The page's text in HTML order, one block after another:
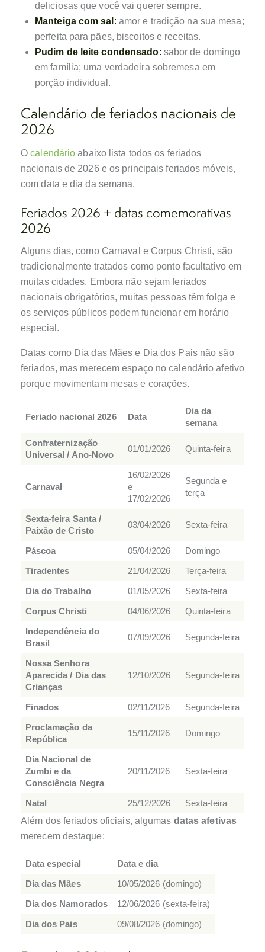
deliciosas que você vai querer sempre.
Manteiga com sal : amor e tradição na sua mesa;
perfeita para pães, biscoitos e receitas.
Pudim de leite condensado: sabor de domingo
em família; uma verdadeira sobremesa em
porção individual.
Calendário de feriados nacionais de
2026
Ocalendário abaixo lista todos os feriados
nacionais de 2026 e os principais feriados móveis,
com data e dia da semana.
Feriados 2026 + datas comemorativas
2026
Alguns dias, como Carnaval e Corpus Christi, são
tradicionalmente tratados como ponto facultativo em
muitas cidades. Embora não sejam feriados
nacionais obrigatórios, muitas pessoas têm folga e
os serviços públicos podem funcionar em horário
especial.
Datas como Dia das Mães e Dia dos Pais não são
feriados, mas merecem espaço no calendário afetivo
porque movimentam mesas e corações.
Feriado nacional 2026 Data
Dia da
semana
Confraternização
Universal / Ano‑Novo
01/01/2026 Quinta‑feira
Carnaval
16/02/2026
e
17/02/2026
Segunda e
terça
Sexta‑feira Santa /
Paixão de Cristo
03/04/2026 Sexta‑feira
Páscoa 05/04/2026
Domingo
Tiradentes
21/04/2026
Terça‑feira
Dia do Trabalho
01/05/2026
Sexta‑feira
Corpus Christi
04/06/2026
Quinta‑feira
Independência do
Brasil
07/09/2026 Segunda‑feira
Nossa Senhora
Aparecida / Dia das
Crianças
12/10/2026 Segunda‑feira
Finados 02/11/2026
Segunda‑feira
Proclamação da
República
15/11/2026 Domingo
Dia Nacional de
Zumbi e da
Consciência Negra
20/11/2026 Sexta‑feira
Natal 25/12/2026
Sexta‑feira
Além dos feriados oficiais, algumas datas afetivas
merecem destaque:
Data especial
Data e dia
Dia das Mães
10/05/2026 (domingo)
Dia dos Namorados
12/06/2026 (sexta‑feira)
Dia dos Pais
09/08/2026 (domingo)